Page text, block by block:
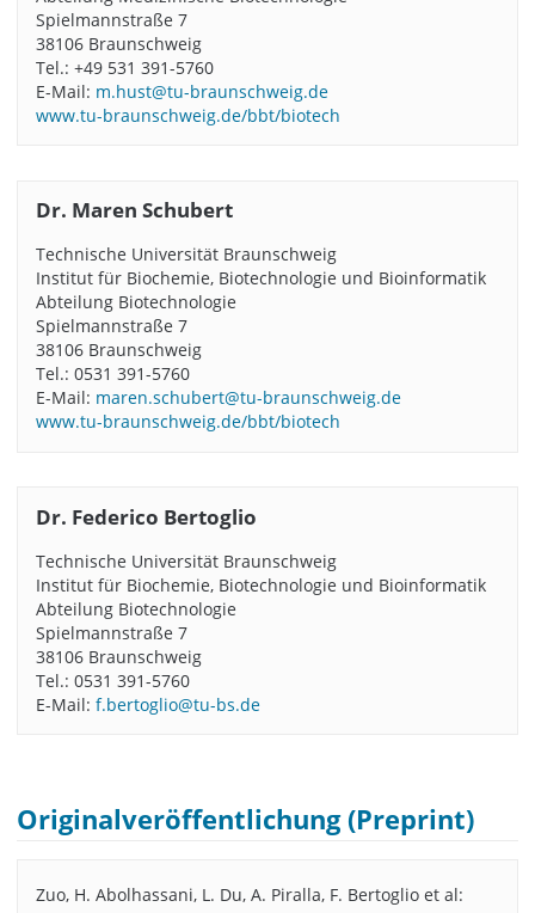
Spielmannstraße 7
38106 Braunschweig
Tel.: +49 531 391-5760
E-Mail: m.hust@tu-braunschweig.de
www.tu-braunschweig.de/bbt/biotech
Dr. Maren Schubert
Technische Universität Braunschweig
Institut für Biochemie, Biotechnologie und Bioinformatik
Abteilung Biotechnologie
Spielmannstraße 7
38106 Braunschweig
Tel.: 0531 391-5760
E-Mail: maren.schubert@tu-braunschweig.de
www.tu-braunschweig.de/bbt/biotech
Dr. Federico Bertoglio
Technische Universität Braunschweig
Institut für Biochemie, Biotechnologie und Bioinformatik
Abteilung Biotechnologie
Spielmannstraße 7
38106 Braunschweig
Tel.: 0531 391-5760
E-Mail: f.bertoglio@tu-bs.de
Originalveröffentlichung (Preprint)
Zuo, H. Abolhassani, L. Du, A. Piralla, F. Bertoglio et al: